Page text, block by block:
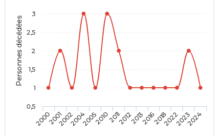
Personnes décédées
20002001200220042005201020112012201320162018202220232024
0,5
1
1,5
2
2,5
3